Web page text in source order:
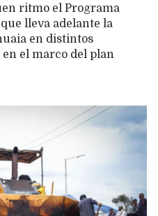
ritmo el Programa
lleva adelante la
en distintos
en el marco del plan